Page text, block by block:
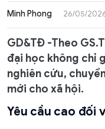
Minh Phong 26/05/
GD&TĐ -Theo
đại học không chỉ
nghiên cứu,
mới cho xã hội.
Yêu cầu cao đối